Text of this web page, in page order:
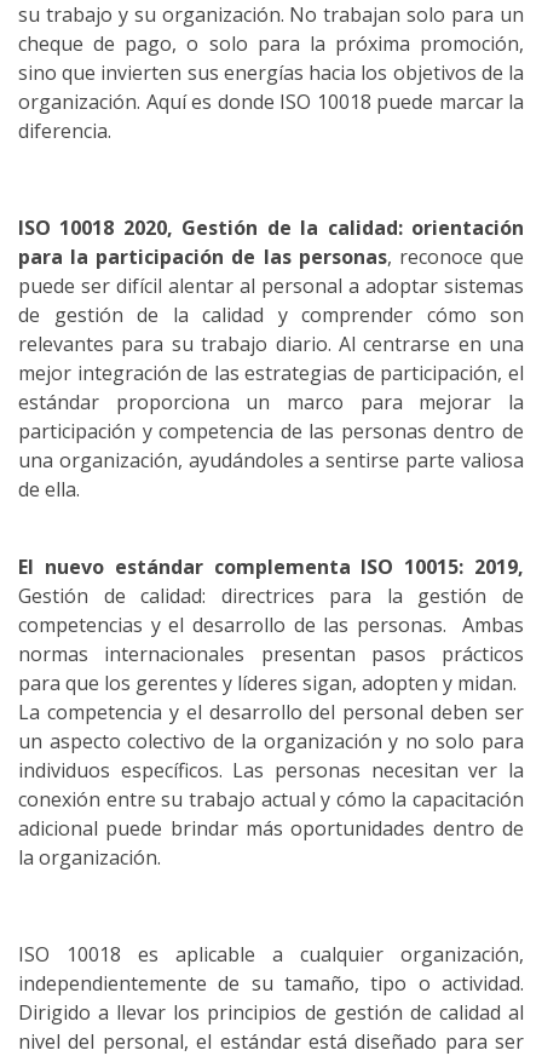
su trabajo y su organización. No trabajan solo para un
cheque de pago, o solo para la próxima promoción,
sino que invierten sus energías hacia los objetivos de la
organización. Aquí es donde ISO 10018 puede marcar la
diferencia.
ISO 10018 2020, Gestión de la calidad: orientación
para la participación de las personas, reconoce que
puede ser difícil alentar al personal a adoptar sistemas
de gestión de la calidad y comprender cómo son
relevantes para su trabajo diario. Al centrarse en una
mejor integración de las estrategias de participación, el
estándar proporciona un marco para mejorar la
participación y competencia de las personas dentro de
una organización, ayudándoles a sentirse parte valiosa
de ella.
El nuevo estándar complementa ISO 10015: 2019,
Gestión de calidad: directrices para la gestión de
competencias y el desarrollo de las personas. Ambas
normas internacionales presentan pasos prácticos
para que los gerentes y líderes sigan, adopten y midan.
La competencia y el desarrollo del personal deben ser
un aspecto colectivo de la organización y no solo para
individuos específicos. Las personas necesitan ver la
conexión entre su trabajo actual y cómo la capacitación
adicional puede brindar más oportunidades dentro de
la organización.
ISO 10018 es aplicable a cualquier organización,
independientemente de su tamaño, tipo o actividad.
Dirigido a llevar los principios de gestión de calidad al
nivel del personal, el estándar está diseñado para ser